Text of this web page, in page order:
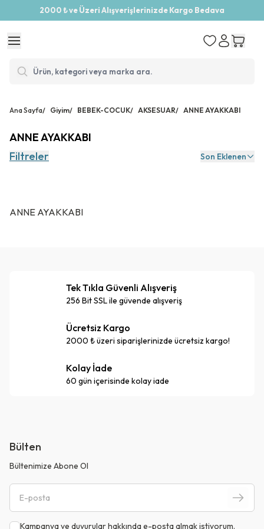
2000 ₺ ve Üzeri Alışverişlerinizde Kargo Bedava
Ana Sayfa/ Giyim/ BEBEK-COCUK/ AKSESUAR/ ANNE AYAKKABI
ANNE AYAKKABI
Filtreler
Son Eklenen
ANNE AYAKKABI
Tek Tıkla Güvenli Alışveriş
256 Bit SSL ile güvende alışveriş
Ücretsiz Kargo
2000 ₺ üzeri siparişlerinizde ücretsiz kargo!
Kolay İade
60 gün içerisinde kolay iade
Bülten
Bültenimize Abone Ol
Kampanya ve duyurular hakkında e-posta almak istiyorum.